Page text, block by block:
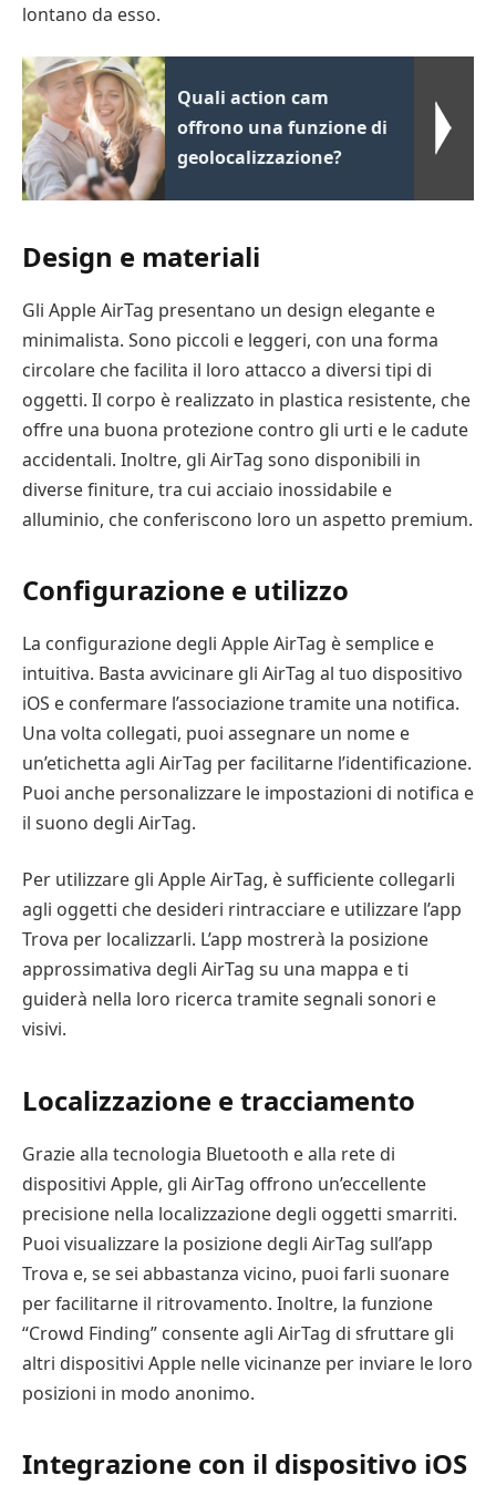
lontano da esso.
Quali action cam
offrono una funzione di
geolocalizzazione?
Design e materiali
Gli Apple AirTag presentano un design elegante e
minimalista. Sono piccoli e leggeri, con una forma
circolare che facilita il loro attacco a diversi tipi di
oggetti. Il corpo è realizzato in plastica resistente, che
offre una buona protezione contro gli urti e le cadute
accidentali. Inoltre, gli AirTag sono disponibili in
diverse finiture, tra cui acciaio inossidabile e
alluminio, che conferiscono loro un aspetto premium.
Configurazione e utilizzo
La configurazione degli Apple AirTag è semplice e
intuitiva. Basta avvicinare gli AirTag al tuo dispositivo
iOS e confermare l’associazione tramite una notifica.
Una volta collegati, puoi assegnare un nome e
un’etichetta agli AirTag per facilitarne l’identificazione.
Puoi anche personalizzare le impostazioni di notifica e
il suono degli AirTag.
Per utilizzare gli Apple AirTag, è sufficiente collegarli
agli oggetti che desideri rintracciare e utilizzare l’app
Trova per localizzarli. L’app mostrerà la posizione
approssimativa degli AirTag su una mappa e ti
guiderà nella loro ricerca tramite segnali sonori e
visivi.
Localizzazione e tracciamento
Grazie alla tecnologia Bluetooth e alla rete di
dispositivi Apple, gli AirTag offrono un’eccellente
precisione nella localizzazione degli oggetti smarriti.
Puoi visualizzare la posizione degli AirTag sull’app
Trova e, se sei abbastanza vicino, puoi farli suonare
per facilitarne il ritrovamento. Inoltre, la funzione
“Crowd Finding” consente agli AirTag di sfruttare gli
altri dispositivi Apple nelle vicinanze per inviare le loro
posizioni in modo anonimo.
Integrazione con il dispositivo iOS